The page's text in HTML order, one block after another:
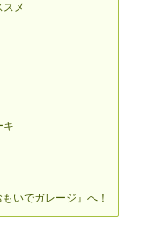
メ
キ
いでガレージ』へ！